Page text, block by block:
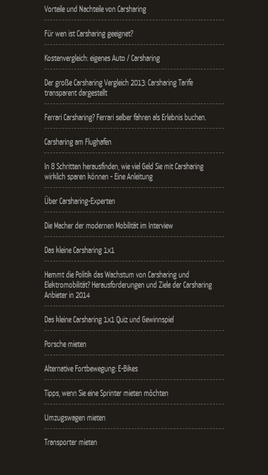
Vorteile und Nachteile von Carsharing
Für wen ist Carsharing geeignet?
Kostenvergleich: eigenes Auto / Carsharing
Der große Carsharing Vergleich 2013: Carsharing Tarife
transparent dargestellt
Ferrari Carsharing? Ferrari selber fahren als Erlebnis buchen.
Carsharing am Flughafen
In 8 Schritten herausfinden, wie viel Geld Sie mit Carsharing
wirklich sparen können - Eine Anleitung
Über Carsharing-Experten
Die Macher der modernen Mobilität im Interview
Das kleine Carsharing 1x1
Hemmt die Politik das Wachstum von Carsharing und
Elektromobilität? Herausforderungen und Ziele der Carsharing
Anbieter in 2014
Das kleine Carsharing 1x1 Quiz und Gewinnspiel
Porsche mieten
Alternative Fortbewegung: E-Bikes
Tipps, wenn Sie eine Sprinter mieten möchten
Umzugswagen mieten
Transporter mieten